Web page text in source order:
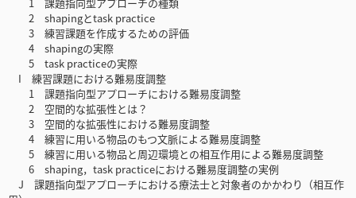
2 shapingとtask practice
3 練習課題を作成するための評価
4 shapingの実際
5 task practiceの実際
I 練習課題における難易度調整
1 課題指向型アプローチにおける難易度調整
2 空間的な拡張性とは？
3 空間的な拡張性における難易度調整
4 練習に用いる物品のもつ文脈による難易度調整
5 練習に用いる物品と周辺環境との相互作用による難易度調整
6 shaping，task practiceにおける難易度調整の実例
J 課題指向型アプローチにおける療法士と対象者のかかわり（相互作